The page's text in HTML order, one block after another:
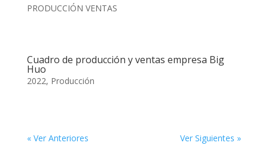
PRODUCCIÓN VENTAS
Cuadro de producción y ventas empresa Big
Huo
2022, Producción
« Ver Anteriores Ver Siguientes »